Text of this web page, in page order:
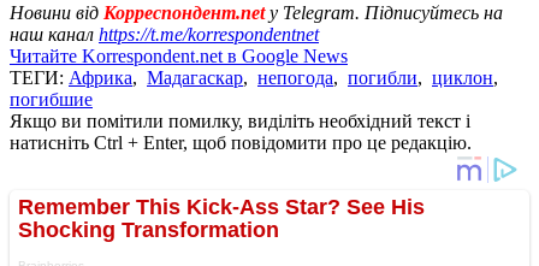
Новини від Корреспондент.netу Telegram. Підписуйтесь на
наш канал https://t.me/korrespondentnet
Читайте Korrespondent.net в Google News
ТЕГИ: Африка, Мадагаскар, непогода, погибли, циклон,
погибшие
Якщо ви помітили помилку, виділіть необхідний текст і
натисніть Ctrl + Enter, щоб повідомити про це редакцію.